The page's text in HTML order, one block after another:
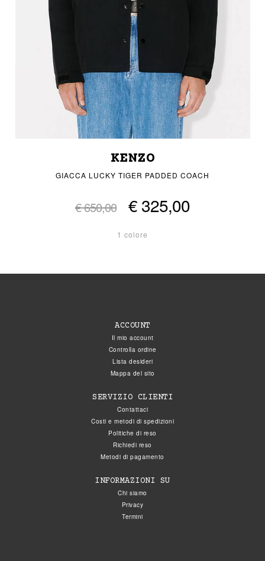
KENZO
GIACCA LUCKY TIGER PADDED COACH
€ 650,00 € 325,00
1 colore
ACCOUNT
Il mio account
Controlla ordine
Lista desideri
Mappa del sito
SERVIZIO CLIENTI
Contattaci
Costi e metodi di spedizioni
Politiche di reso
Richiedi reso
Metodi di pagamento
INFORMAZIONI SU
Chi siamo
Privacy
Termini